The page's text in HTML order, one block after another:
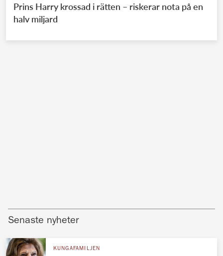
Prins Harry krossad i rätten – riskerar nota på en
halv miljard
Senaste nyheter
KUNGAFAMILJEN